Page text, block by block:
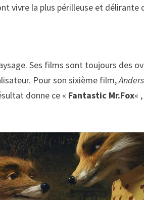
vivre la plus périlleuse et délirante
Ses films sont toujours des
Pour son sixième film,
donne ce « Fantastic Mr.Fox«